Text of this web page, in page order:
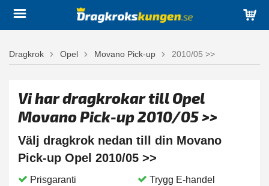
Dragkrok Opel Movano Pick-up 2010/05 >>
Vi har dragkrokar till Opel
Movano Pick-up 2010/05 >>
Välj dragkrok nedan till din Movano
Pick-up Opel 2010/05 >>
Prisgaranti
Trygg E-handel